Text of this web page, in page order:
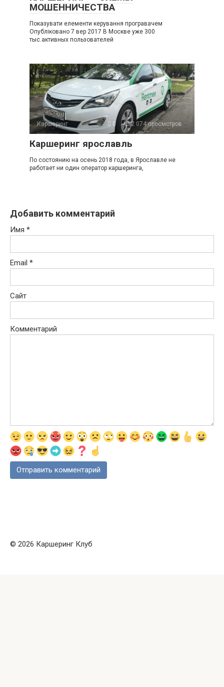
МОШЕННИЧЕСТВА
Показувати елементи керування програвачем
Опубліковано 7 вер 2017 В Москве уже 300
тыс.активных пользователей
Каршеринг 0 2 074 просмотров
Каршеринг ярославль
По состоянию на осень 2018 года, в Ярославле не
работает ни один оператор каршеринга,
Добавить комментарий
Имя *
Email *
Сайт
Комментарий
© 2026 Каршеринг Клуб